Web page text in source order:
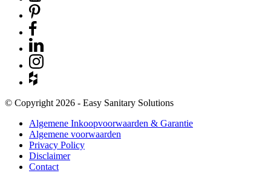
© Copyright 2026 - Easy Sanitary Solutions
Algemene Inkoopvoorwaarden & Garantie
Algemene voorwaarden
Privacy Policy
Disclaimer
Contact